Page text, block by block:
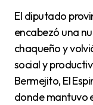
El diputado provincial Santiago Pérez Pons
encabezó una
chaqueño y
social y
Bermejito, El
donde mantuvo